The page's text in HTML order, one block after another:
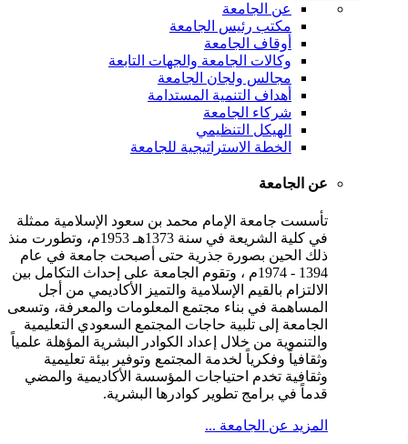
عن الجامعة
مكتب رئيس الجامعة
أوقاف الجامعة
وكالات الجامعة والجهات التابعة
مجالس ولجان الجامعة
أهداف التنمية المستدامة
شركاء الجامعة
الهيكل التنظيمي
الخطة الاستراتيجية للجامعة
عن الجامعة
تأسست جامعة الإمام محمد بن سعود الإسلامية ممثلة
في كلية الشريعة في سنة 1373هـ 1953م، وتطورت منذ
ذلك الحين بصورة جذرية حتى أصبحت جامعة في عام
1394 - 1974م ، وتقوم الجامعة على إحداث التكامل بين
الالتزام بالقيم الإسلامية والتميز الأكاديمي من أجل
المساهمة في بناء مجتمع المعلومات والمعرفة، وتسعى
الجامعة إلى تلبية حاجات المجتمع السعودي التعليمية
والتنموية من خلال إعداد الكوادر البشرية المؤهلة علمياً
وثقافياً وفكرياً لخدمة المجتمع وتوفير بيئة تعليمية
وثقافية تخدم احتياجات المؤسسة الأكاديمية والمضي
قدماً في برامج تطوير كوادرها البشرية.
المزيد عن الجامعة ...